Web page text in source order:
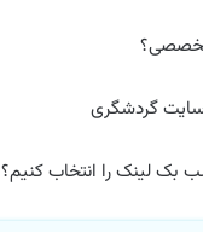
تخصصی؟
سایت گردشگری
بک لینک را انتخاب کنیم؟